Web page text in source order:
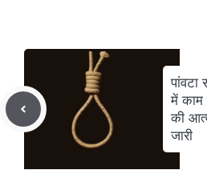
पांवटा
में काम
की
जारी